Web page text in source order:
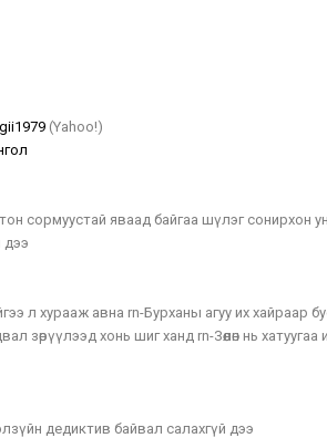
(Yahoo!)
сормуустай яваад байгаа шүлэг
дээ
л хурааж авна rn-Бурханы агуу их хайраар
зөрүүлээд хонь шиг ханд rn-Зөөлөн нь
дедиктив байвал салахгүй дээ